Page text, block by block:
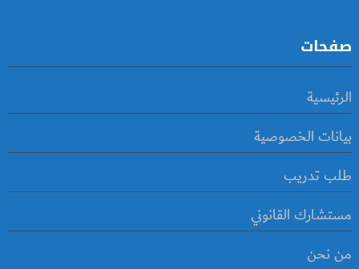
صفحات
الرئيسية
بيانات الخصوصية
طلب تدريب
مستشارك القانوني
من نحن